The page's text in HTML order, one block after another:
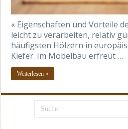
« Eigenschaften und Vorteile
leicht zu verarbeiten, relativ
häufigsten Hölzern in
Kiefer. Im Möbelbau erfreut …
Weiterlesen »